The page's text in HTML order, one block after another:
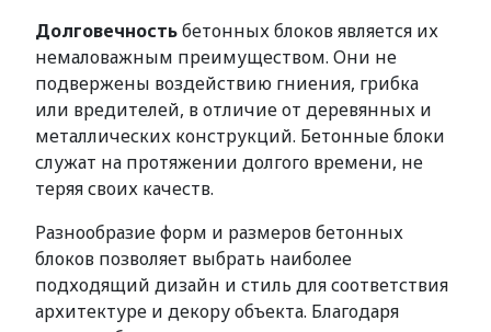
Долговечностьбетонных блоков является их
немаловажным преимуществом. Они не
подвержены воздействию гниения, грибка
или вредителей, в отличие от деревянных и
металлических конструкций. Бетонные блоки
служат на протяжении долгого времени, не
теряя своих качеств.
Разнообразие форм и размеров бетонных
блоков позволяет выбрать наиболее
подходящий дизайн и стиль для соответствия
архитектуре и декору объекта. Благодаря